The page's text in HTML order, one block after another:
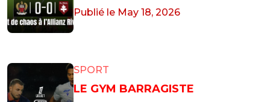
Publié le May 18, 2026
SPORT
LE GYM BARRAGISTE